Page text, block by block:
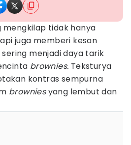
tidak hanya
juga memberi kesan
sering menjadi daya tarik
brownies. Teksturya
kontras sempurna
browniesyang lembut dan